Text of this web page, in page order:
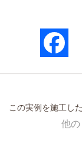
この実例を施工し
他